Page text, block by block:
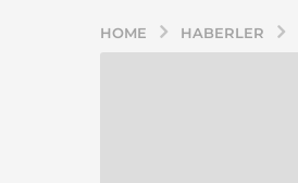
HOME HABERLER